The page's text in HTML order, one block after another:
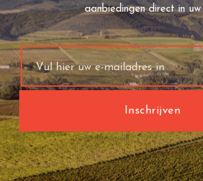
aanbiedingen direct in uw